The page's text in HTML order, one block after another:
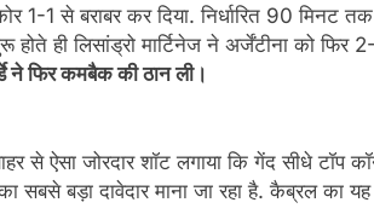
1 से बराबर कर दिया. निर्धारित 90 मिनट तक
होते ही लिसांड्रो मार्टिनेज ने अर्जेंटीना को
ने फिर कमबैक की ठान ली।
से ऐसा जोरदार शॉट लगाया कि गेंद सीधे टॉप
सबसे बड़ा दावेदार माना जा रहा है. कैब्रल का